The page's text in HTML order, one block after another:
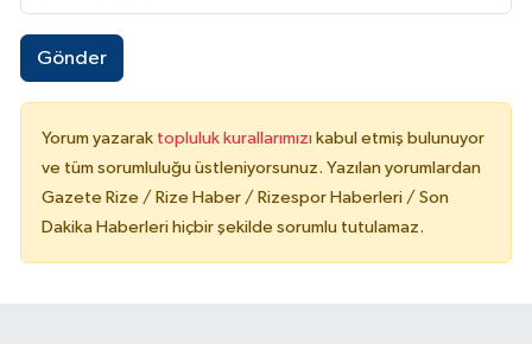
Gönder
Yorum yazarak topluluk kurallarımızı kabul etmiş bulunuyor
ve tüm sorumluluğu üstleniyorsunuz. Yazılan yorumlardan
Gazete Rize / Rize Haber / Rizespor Haberleri / Son
Dakika Haberleri hiçbir şekilde sorumlu tutulamaz.